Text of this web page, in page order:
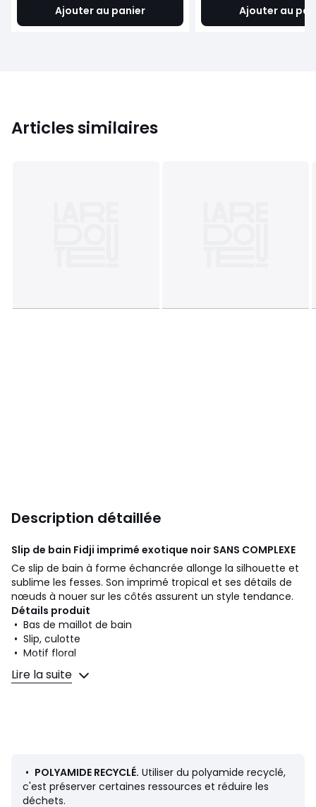
Ajouter au panier Ajouter au
Articles similaires
Description détaillée
Slip de bain Fidji imprimé exotique noir SANS COMPLEXE
Ce slip de bain à forme échancrée allonge la silhouette et
sublime les fesses. Son imprimé tropical et ses détails de
nœuds à nouer sur les côtés assurent un style tendance.
Détails produit
• Bas de maillot de bain
• Slip, culotte
• Motif floral
Composition et Entretien
figurant sur l'étiquette du produit
Lire la suite
• POLYAMIDE RECYCLÉ. Utiliser du polyamide recyclé,
c'est préserver certaines ressources et réduire les
déchets.